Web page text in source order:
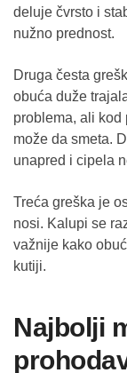
deluje čvrsto i
nužno prednost.
Druga česta
obuća duže
problema, ali kod
može da smeta.
unapred i cipela
Treća greška je
nosi. Kalupi se
važnije kako
kutiji.
Najbolji